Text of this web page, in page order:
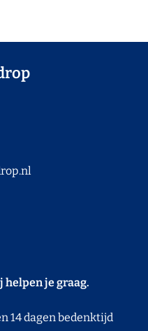
helpen je graag.
14 dagen bedenktijd